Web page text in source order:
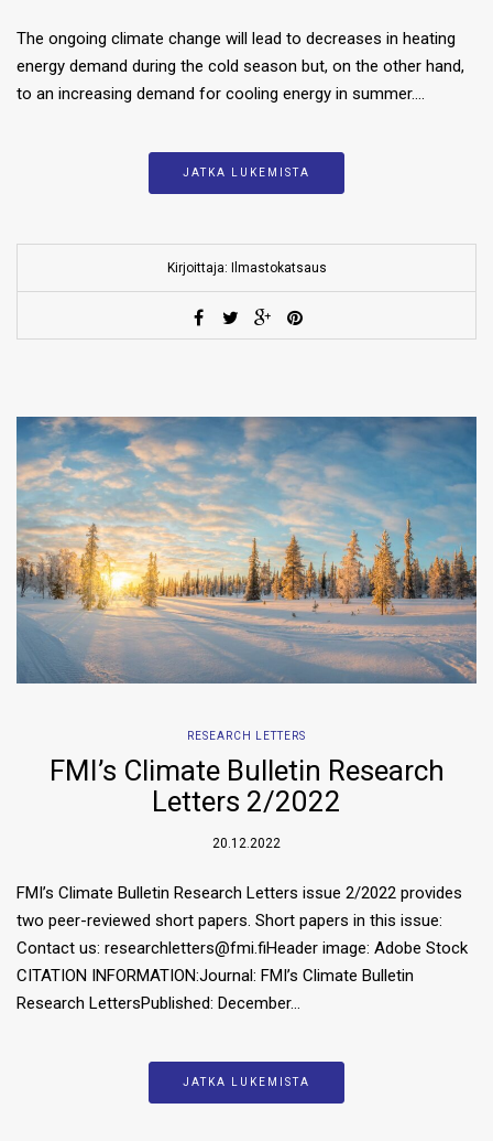
The ongoing climate change will lead to decreases in heating
energy demand during the cold season but, on the other hand,
to an increasing demand for cooling energy in summer….
JATKA LUKEMISTA
Kirjoittaja: Ilmastokatsaus
RESEARCH LETTERS
FMI’s Climate Bulletin Research
Letters 2/2022
20.12.2022
FMI’s Climate Bulletin Research Letters issue 2/2022 provides
two peer-reviewed short papers. Short papers in this issue:
Contact us: researchletters@fmi.fiHeader image: Adobe Stock
CITATION INFORMATION:Journal: FMI’s Climate Bulletin
Research LettersPublished: December…
JATKA LUKEMISTA